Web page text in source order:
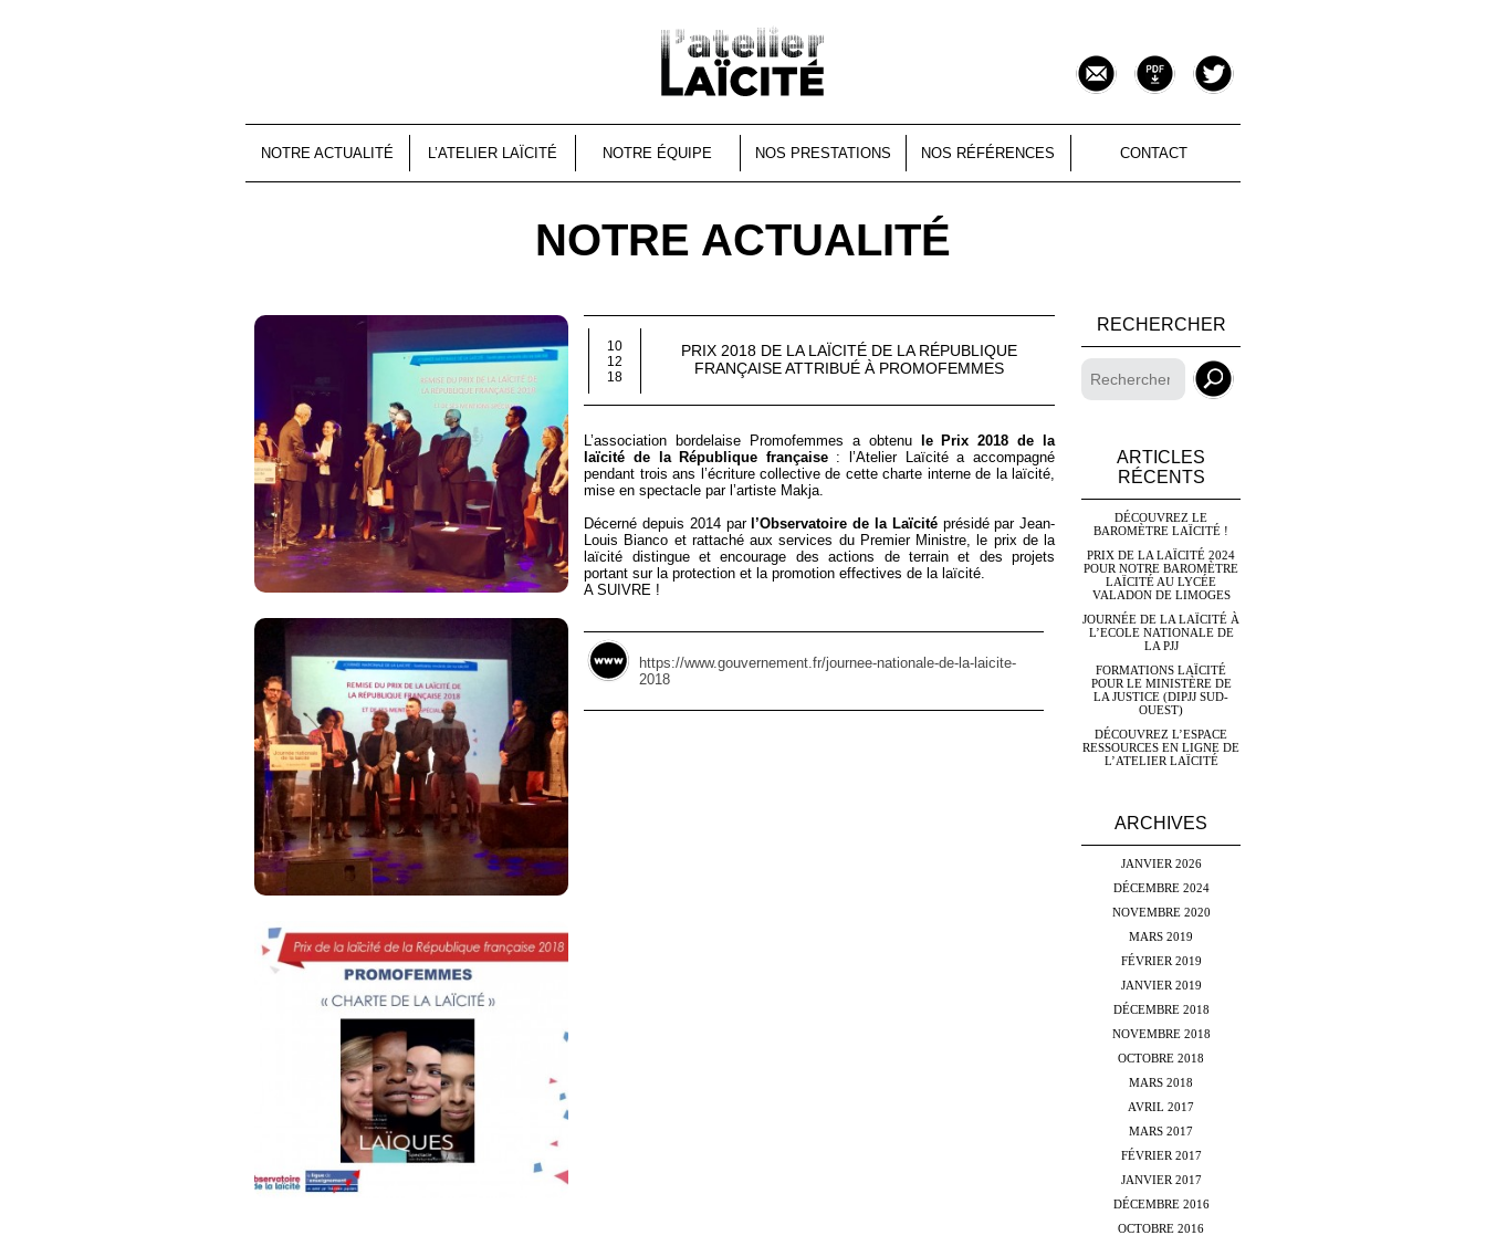
NOTRE ACTUALITÉ L’ATELIER LAÏCITÉ NOTRE ÉQUIPE NOS PRESTATIONS NOS RÉFÉRENCES CONTACT
NOTRE ACTUALITÉ
10
12
18
PRIX 2018 DE LA LAÏCITÉ DE LA RÉPUBLIQUE
FRANÇAISE ATTRIBUÉ À PROMOFEMMES
L’association bordelaise Promofemmes a obtenu
le Prix 2018 de la
laïcité de la République française: l’Atelier Laïcité a accompagné
pendant trois ans l’écriture collective de cette charte interne de la laïcité,
mise en spectacle par l’artiste Makja.
Décerné depuis 2014 par l’Observatoire de la Laïcité présidé par Jean-
Louis Bianco et rattaché aux services du Premier Ministre, le prix de la
laïcité distingue et encourage des actions de terrain et des projets
portant sur la protection et la promotion effectives de la laïcité.
A SUIVRE !
https://www.gouvernement.fr/journee-nationale-de-la-laicite-
2018
RECHERCHER
ARTICLES
RÉCENTS
DÉCOUVREZ LE
BAROMÈTRE LAÏCITÉ !
PRIX DE LA LAÏCITÉ 2024
POUR NOTRE BAROMÈTRE
LAÏCITÉ AU LYCÉE
VALADON DE LIMOGES
JOURNÉE DE LA LAÏCITÉ À
L’ECOLE NATIONALE DE
LA PJJ
FORMATIONS LAÏCITÉ
POUR LE MINISTÈRE DE
LA JUSTICE (DIPJJ SUD-
OUEST)
DÉCOUVREZ L’ESPACE
RESSOURCES EN LIGNE DE
L’ATELIER LAÏCITÉ
ARCHIVES
JANVIER 2026
DÉCEMBRE 2024
NOVEMBRE 2020
MARS 2019
FÉVRIER 2019
JANVIER 2019
DÉCEMBRE 2018
NOVEMBRE 2018
OCTOBRE 2018
MARS 2018
AVRIL 2017
MARS 2017
FÉVRIER 2017
JANVIER 2017
DÉCEMBRE 2016
OCTOBRE 2016